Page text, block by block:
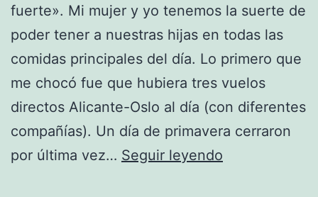
fuerte». Mi mujer y yo tenemos la suerte de
poder tener a nuestras hijas en todas las
comidas principales del día. Lo primero que
me chocó fue que hubiera tres vuelos
directos Alicante-Oslo al día (con diferentes
compañías). Un día de primavera cerraron
por última vez… Seguir leyendo